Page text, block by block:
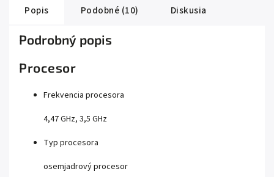
Popis Podobné (10) Diskusia
Podrobný popis
Procesor
Frekvencia procesora
4,47 GHz, 3,5 GHz
Typ procesora
osemjadrový procesor